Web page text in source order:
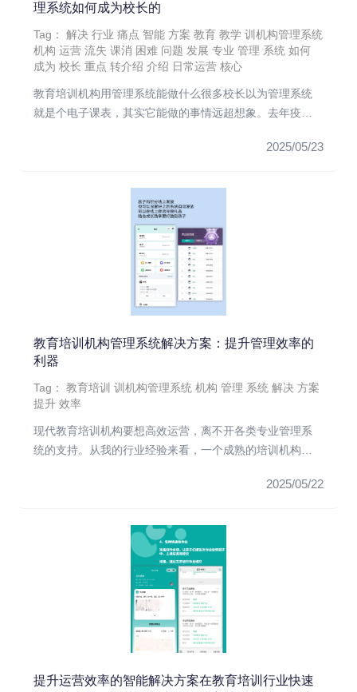
理系统如何成为校长的
Tag：解决 行业 痛点 智能 方案 教育 教学 训机构管理系统
机构 运营 流失 课消 困难 问题 发展 专业 管理 系统 如何
成为 校长 重点 转介绍 介绍 日常运营 核心
教育培训机构用管理系统能做什么很多校长以为管理系统
就是个电子课表，其实它能做的事情远超想象。去年疫情
2025/05/23
教育培训机构管理系统解决方案：提升管理效率的
利器
Tag：教育培训 训机构管理系统 机构 管理 系统 解决 方案
提升 效率
现代教育培训机构要想高效运营，离不开各类专业管理系
统的支持。从我的行业经验来看，一个成熟的培训机构通
2025/05/22
提升运营效率的智能解决方案在教育培训行业快速